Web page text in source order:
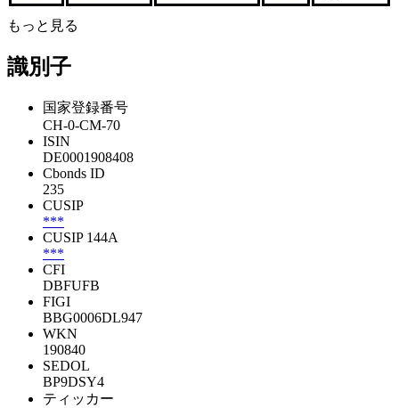
もっと見る
識別子
国家登録番号
CH-0-CM-70
ISIN
DE0001908408
Cbonds ID
235
CUSIP
***
CUSIP 144A
***
CFI
DBFUFB
FIGI
BBG0006DL947
WKN
190840
SEDOL
BP9DSY4
ティッカー